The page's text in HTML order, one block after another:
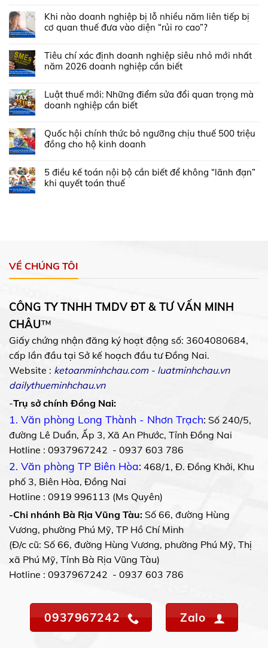
Khi nào doanh nghiệp bị lỗ nhiều năm liên tiếp bị
cơ quan thuế đưa vào diện “rủi ro cao”?
Tiêu chí xác định doanh nghiệp siêu nhỏ mới nhất
năm 2026 doanh nghiệp cần biết
Luật thuế mới: Những điểm sửa đổi quan trọng mà
doanh nghiệp cần biết
Quốc hội chính thức bỏ ngưỡng chịu thuế 500 triệu
đồng cho hộ kinh doanh
5 điều kế toán nội bộ cần biết để không “lãnh đạn”
khi quyết toán thuế
VỀ CHÚNG TÔI
CÔNG TY TNHH TMDV ĐT & TƯ VẤN MINH
CHÂU™
Giấy chứng nhận đăng ký hoạt động số: 3604080684,
cấp lần đầu tại Sở kế hoạch đầu tư Đồng Nai.
Website : ketoanminhchau.com- luatminhchau.vn
dailythueminhchau.vn
-Trụ sở chính Đồng Nai:
1. Văn phòng Long Thành - Nhơn Trạch: Số 240/5,
đường Lê Duẩn, Ấp 3, Xã An Phước, Tỉnh Đồng Nai
Hotline : 0937967242 - 0937 603 786
2. Văn phòng TP Biên Hòa: 468/1, Đ. Đồng Khởi, Khu
phố 3, Biên Hòa, Đồng Nai
Hotline : 0919 996113 (Ms Quyên)
-Chi nhánh Bà Rịa Vũng Tàu: Số 66, đường Hùng
Vương, phường Phú Mỹ, TP Hồ Chí Minh
(Đ/c cũ: Số 66, đường Hùng Vương, phường Phú Mỹ, Thị
xã Phú Mỹ, Tỉnh Bà Rịa Vũng Tàu)
Hotline : 0937967242 - 0937 603 786
0937967242 Zalo